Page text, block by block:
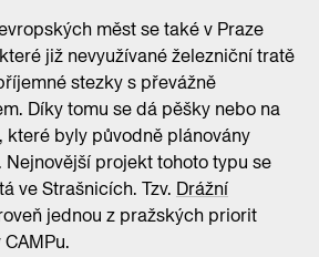
měst se také v Praze
již nevyužívané železniční tratě
stezky s převážně
Díky tomu se dá pěšky nebo na
které byly původně plánovány
projekt tohoto typu se
ve Strašnicích. Tzv. Drážní
jednou z pražských priorit